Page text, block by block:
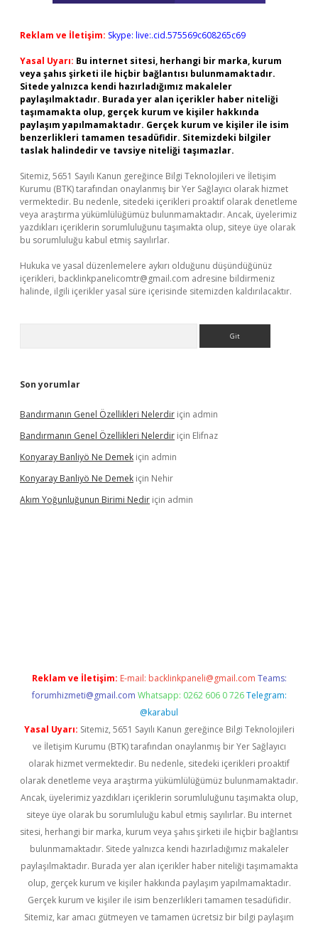
Reklam ve İletişim: Skype: live:.cid.575569c608265c69
Yasal Uyarı: Bu internet sitesi, herhangi bir marka, kurum
veya şahıs şirketi ile hiçbir bağlantısı bulunmamaktadır.
Sitede yalnızca kendi hazırladığımız makaleler
paylaşılmaktadır. Burada yer alan içerikler haber niteliği
taşımamakta olup, gerçek kurum ve kişiler hakkında
paylaşım yapılmamaktadır. Gerçek kurum ve kişiler ile isim
benzerlikleri tamamen tesadüfidir. Sitemizdeki bilgiler
taslak halindedir ve tavsiye niteliği taşımazlar.
Sitemiz, 5651 Sayılı Kanun gereğince Bilgi Teknolojileri ve İletişim
Kurumu (BTK) tarafından onaylanmış bir Yer Sağlayıcı olarak hizmet
vermektedir. Bu nedenle, sitedeki içerikleri proaktif olarak denetleme
veya araştırma yükümlülüğümüz bulunmamaktadır. Ancak, üyelerimiz
yazdıkları içeriklerin sorumluluğunu taşımakta olup, siteye üye olarak
bu sorumluluğu kabul etmiş sayılırlar.
Hukuka ve yasal düzenlemelere aykırı olduğunu düşündüğünüz
içerikleri, backlinkpanelicomtr@gmail.com adresine bildirmeniz
halinde, ilgili içerikler yasal süre içerisinde sitemizden kaldırılacaktır.
Son yorumlar
Bandırmanın Genel Özellikleri Nelerdir için admin
Bandırmanın Genel Özellikleri Nelerdir için Elifnaz
Konyaray Banliyö Ne Demek için admin
Konyaray Banliyö Ne Demek için Nehir
Akım Yoğunluğunun Birimi Nedir için admin
Reklam ve İletişim: E-mail: backlinkpaneli@gmail.com Teams:
forumhizmeti@gmail.com Whatsapp: 0262 606 0 726 Telegram:
@karabul
Yasal Uyarı: Sitemiz, 5651 Sayılı Kanun gereğince Bilgi Teknolojileri
ve İletişim Kurumu (BTK) tarafından onaylanmış bir Yer Sağlayıcı
olarak hizmet vermektedir. Bu nedenle, sitedeki içerikleri proaktif
olarak denetleme veya araştırma yükümlülüğümüz bulunmamaktadır.
Ancak, üyelerimiz yazdıkları içeriklerin sorumluluğunu taşımakta olup,
siteye üye olarak bu sorumluluğu kabul etmiş sayılırlar. Bu internet
sitesi, herhangi bir marka, kurum veya şahıs şirketi ile hiçbir bağlantısı
bulunmamaktadır. Sitede yalnızca kendi hazırladığımız makaleler
paylaşılmaktadır. Burada yer alan içerikler haber niteliği taşımamakta
olup, gerçek kurum ve kişiler hakkında paylaşım yapılmamaktadır.
Gerçek kurum ve kişiler ile isim benzerlikleri tamamen tesadüfidir.
Sitemiz, kar amacı gütmeyen ve tamamen ücretsiz bir bilgi paylaşım